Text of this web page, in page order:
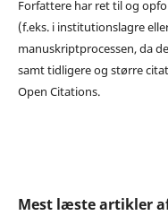
Forfattere har ret til og
(f.eks. i institutionslagre
manuskriptprocessen, da
samt tidligere og større
Open Citations.
Mest læste artikler